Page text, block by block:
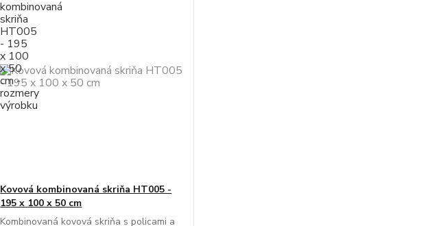
Kovová kombinovaná skriňa HT005 -
195 x 100 x 50 cm
Kombinovaná kovová skriňa s policami a